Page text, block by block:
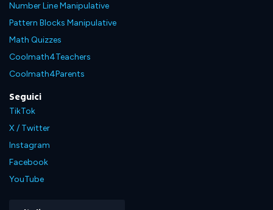
Number Line Manipulative
Pattern Blocks Manipulative
Math Quizzes
Coolmath4Teachers
Coolmath4Parents
Seguici
TikTok
X / Twitter
Instagram
Facebook
YouTube